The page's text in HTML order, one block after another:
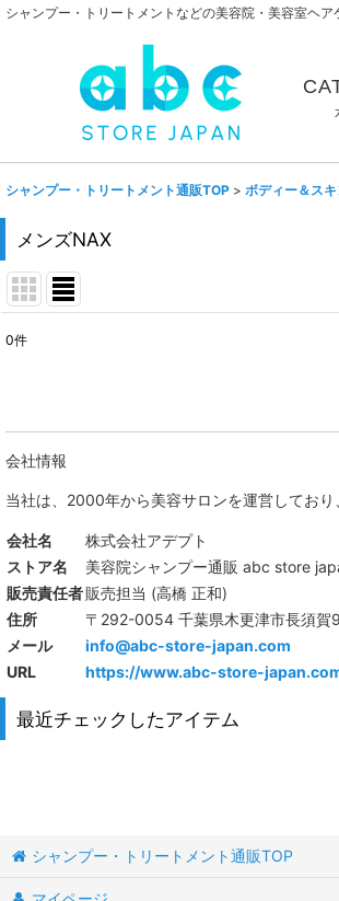
シャンプー・トリートメントなどの美容院・美容室ヘア
シャンプー・トリートメント通販TOP > ボディー＆ス
メンズNAX
0件
会社情報
当社は、 2000年から美容サロンを運営してお
会社名
株式会社アデプト
ストア名
美容院シャンプー通販 abc store
販売責任者販売担当 (高橋 正和)
住所
〒292-0054 千葉県木更津市長須賀
メール
info@abc-store-japan.com
URL
https://www.abc-store-
最近チェックしたアイテム
シャンプー・トリートメント通販TOP